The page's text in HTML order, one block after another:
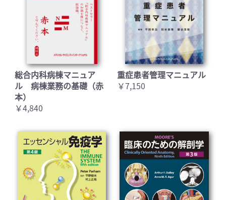
総合内科病棟マニュア
ル 病棟業務の基礎（赤
本）
￥4,840
重症患者管理マニュアル
￥7,150